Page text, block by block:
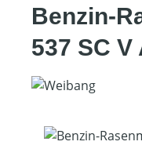
Benzin-
537 SC V
Bildergalerie